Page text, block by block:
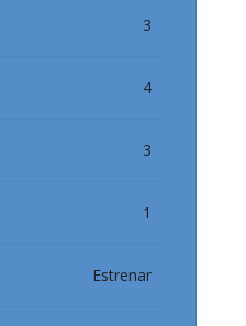
3
4
3
1
Estrenar